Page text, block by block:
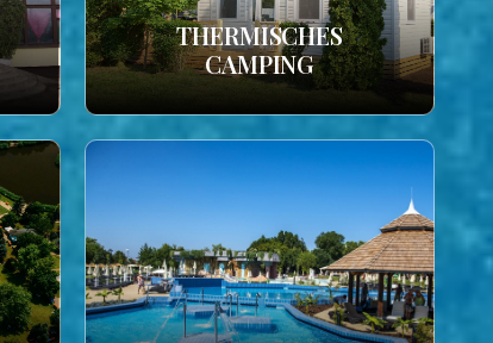
THERMISCHES
CAMPING